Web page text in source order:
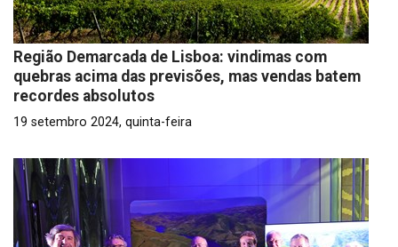
Região Demarcada de Lisboa: vindimas com
quebras acima das previsões, mas vendas batem
recordes absolutos
19 setembro 2024, quinta-feira